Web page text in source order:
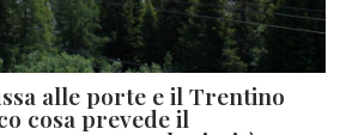
alle porte e il Trentino
cosa prevede il